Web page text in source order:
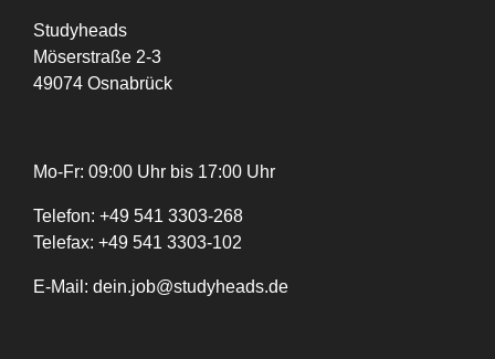
Studyheads
Möserstraße 2-3
49074 Osnabrück
Mo-Fr: 09:00 Uhr bis 17:00 Uhr
Telefon: +49 541 3303-268
Telefax: +49 541 3303-102
E-Mail: dein.job@studyheads.de